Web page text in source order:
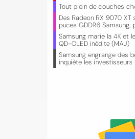
Tout plein de couches
Des Radeon RX 9070
puces GDDR6 Samsung,
Samsung marie la 4K et
QD-OLED inédite (MAJ)
Samsung engrange des
inquiète les investisseurs